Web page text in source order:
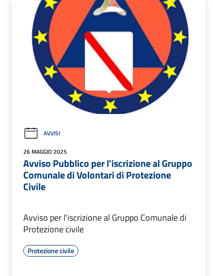
AVVISI
26 MAGGIO 2025
Avviso Pubblico per l'iscrizione al Gruppo
Comunale di Volontari di Protezione
Civile
Avviso per l'iscrizione al Gruppo Comunale di
Protezione civile
Protezione civile